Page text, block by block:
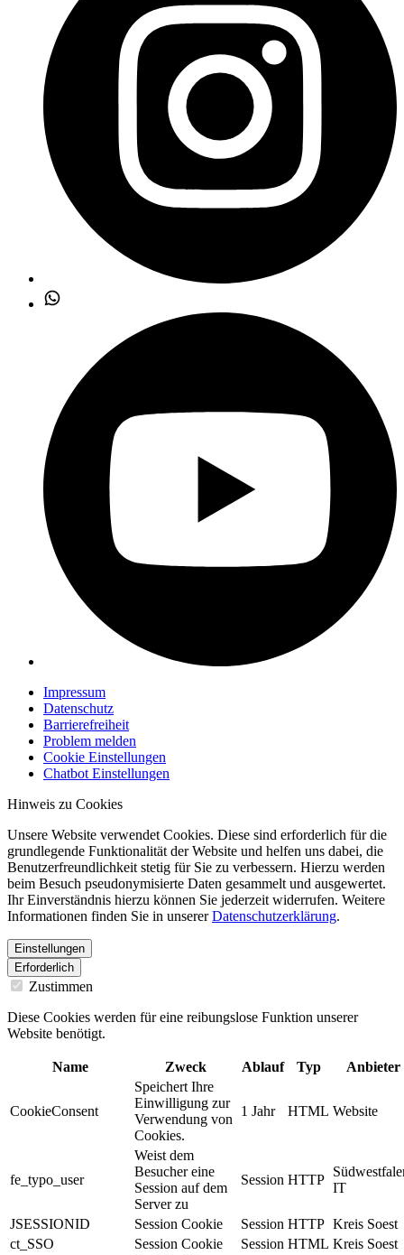
Impressum
Datenschutz
Barrierefreiheit
Problem melden
Cookie Einstellungen
Chatbot Einstellungen
Hinweis zu Cookies
Unsere Website verwendet Cookies. Diese sind erforderlich für die
grundlegende Funktionalität der Website und helfen uns dabei, die
Benutzerfreundlichkeit stetig für Sie zu verbessern. Hierzu werden
beim Besuch pseudonymisierte Daten gesammelt und ausgewertet.
Ihr Einverständnis hierzu können Sie jederzeit widerrufen. Weitere
Informationen finden Sie in unsererDatenschutzerklärung.
Einstellungen
Erforderlich
Zustimmen
Diese Cookies werden für eine reibungslose Funktion unserer
Website benötigt.
Name Zweck Ablauf Typ Anbieter
CookieConsent
Speichert Ihre
Einwilligung zur
Verwendung von
Cookies.
1 Jahr HTML Website
fe_typo_user
Weist dem
Besucher eine
Session auf dem
Server zu
Session HTTP
IT
JSESSIONID Session Cookie Session HTTP Kreis Soest
ct_SSO
Session Cookie Session HTML Kreis Soest